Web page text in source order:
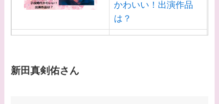
かわいい！出演作品
は？
新田真剣佑さん